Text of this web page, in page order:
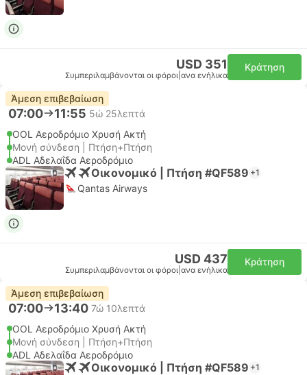
USD 351
Συμπεριλαμβάνονται οι φόροι ανα ενήλικα
Κράτηση
Άμεση επιβεβαίωση
07:00 11:55 5ώ 25λεπτά
OOL Αεροδρόμιο Χρυσή Ακτή
Μονή σύνδεση | Πτήση+Πτήση
ADL Αδελαΐδα Αεροδρόμιο
Οικονομικό | Πτήση #QF589 +1
Qantas Airways
USD 437
Συμπεριλαμβάνονται οι φόροι ανα ενήλικα
Κράτηση
Άμεση επιβεβαίωση
07:00 13:40 7ώ 10λεπτά
OOL Αεροδρόμιο Χρυσή Ακτή
Μονή σύνδεση | Πτήση+Πτήση
ADL Αδελαΐδα Αεροδρόμιο
Οικονομικό | Πτήση #QF589 +1